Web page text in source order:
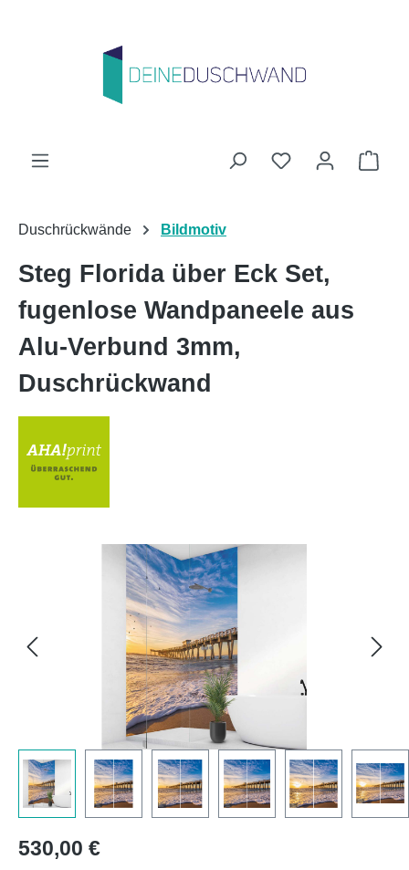
Du hast 0
Duschrückwände Bildmotiv
Steg Florida über Eck Set,
fugenlose Wandpaneele aus
Alu-Verbund 3mm,
Duschrückwand
Regulärer Preis:
530,00 €